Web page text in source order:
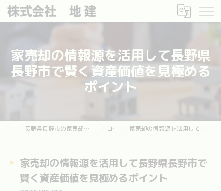
家売却の情報源を活用して長野県
長野市で賢く資産価値を見極める
ポイント
長野県長野市の家売却なら長野市土地・建物売却相談センター コラム 家売却の情報源を活用して長野県長野市で賢く資産価値を見極めるポイント
家売却の情報源を活用して長野県長野市で
賢く資産価値を見極めるポイント